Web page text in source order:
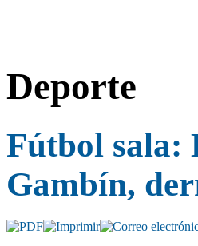
Deporte
Fútbol sala:
Gambín,